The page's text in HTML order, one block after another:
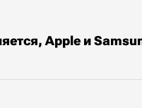
Apple и